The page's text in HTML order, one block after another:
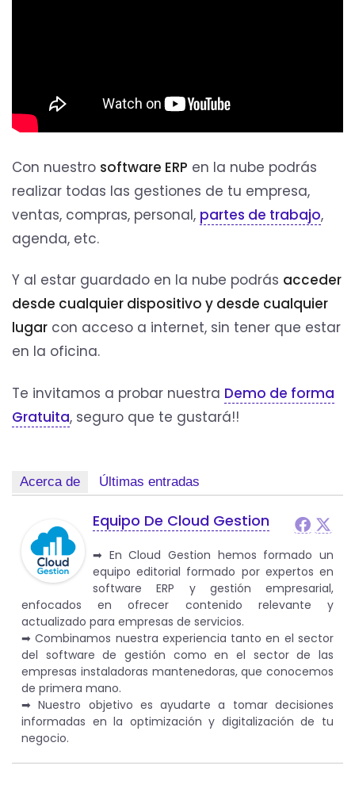
Con nuestro software ERP en la nube podrás
realizar todas las gestiones de tu empresa,
ventas, compras, personal, partes de trabajo,
agenda, etc.
Y al estar guardado en la nube podrás acceder
desde cualquier dispositivo y desde cualquier
lugar con acceso a internet, sin tener que estar
en la oficina.
Te invitamos a probar nuestra Demo de forma
Gratuita, seguro que te gustará!!
Acerca de Últimas entradas
Equipo De Cloud Gestion
➡︎ En Cloud Gestion hemos formado un
equipo editorial formado por expertos en
software ERP y gestión empresarial,
enfocados en ofrecer contenido relevante y
actualizado para empresas de servicios.
➡︎ Combinamos nuestra experiencia tanto en el sector
del software de gestión como en el sector de las
empresas instaladoras mantenedoras, que conocemos
de primera mano.
➡︎ Nuestro objetivo es ayudarte a tomar decisiones
informadas en la optimización y digitalización de tu
negocio.